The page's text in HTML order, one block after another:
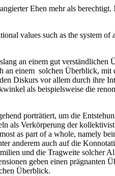
Ehen mehr als
values such as the system of
an einem gut
einem solchen Überblick,
Diskurs vor allem durch ihre
als beispielsweise die
porträtiert, um die
als Verkörperung der
as part of a whole, namely
anderem auch auf die
und die Tragweite solcher
geben einen prägnanten
Überblick.